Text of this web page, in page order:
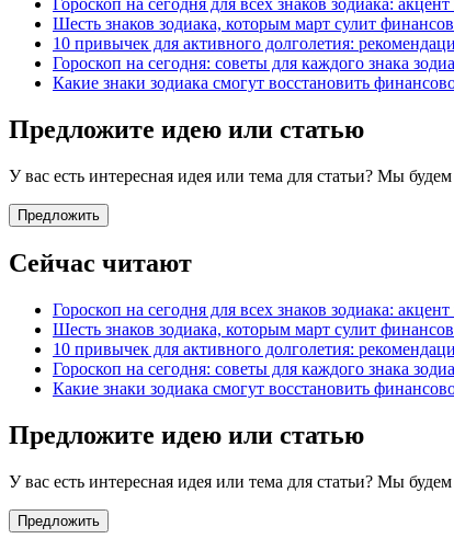
Гороскоп на сегодня для всех знаков зодиака:
Шесть знаков зодиака, которым март сулит
10 привычек для активного долголетия:
Гороскоп на сегодня: советы для каждого знака
Какие знаки зодиака смогут восстановить
Предложите идею или статью
У вас есть интересная идея или тема для статьи? Мы
Предложить
Сейчас читают
Гороскоп на сегодня для всех знаков зодиака:
Шесть знаков зодиака, которым март сулит
10 привычек для активного долголетия:
Гороскоп на сегодня: советы для каждого знака
Какие знаки зодиака смогут восстановить
Предложите идею или статью
У вас есть интересная идея или тема для статьи? Мы
Предложить